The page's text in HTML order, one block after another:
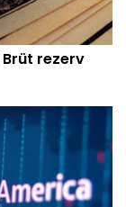
Brüt rezerv